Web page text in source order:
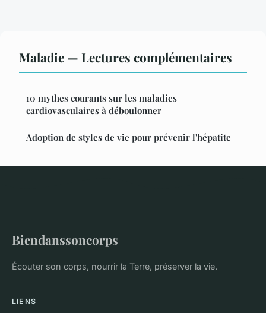
Maladie — Lectures complémentaires
10 mythes courants sur les maladies
cardiovasculaires à déboulonner
Adoption de styles de vie pour prévenir l'hépatite
Biendanssoncorps
Écouter son corps, nourrir la Terre, préserver la vie.
LIENS